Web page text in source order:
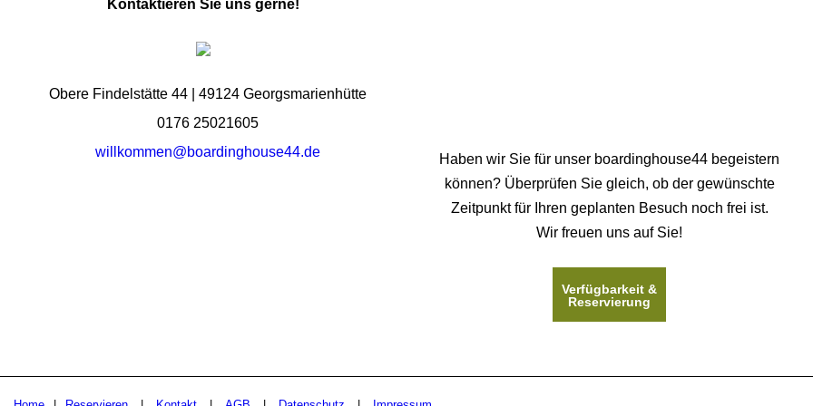
Kontaktieren Sie uns gerne!
Obere Findelstätte 44 | 49124 Georgsmarienhütte
0176 25021605
willkommen@boardinghouse44.de
Haben wir Sie für unser boardinghouse44 begeistern
können? Überprüfen Sie gleich, ob der gewünschte
Zeitpunkt für Ihren geplanten Besuch noch frei ist.
Wir freuen uns auf Sie!
Verfügbarkeit &
Reservierung